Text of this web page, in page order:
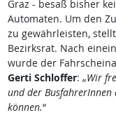
Graz - besaß bisher
Automaten. Um den
zu gewährleisten,
Bezirksrat. Nach
wurde der
Gerti Schloffer: „Wir
und der BusfahrerInnen
können.“